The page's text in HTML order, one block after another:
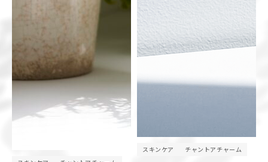
スキンケア チャントアチャーム